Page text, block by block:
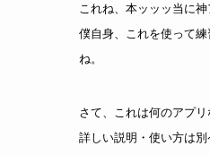
これね、本ッッッ当に
僕自身、これを使って
ね。
さて、これは何のアプリ
詳しい説明・使い方は